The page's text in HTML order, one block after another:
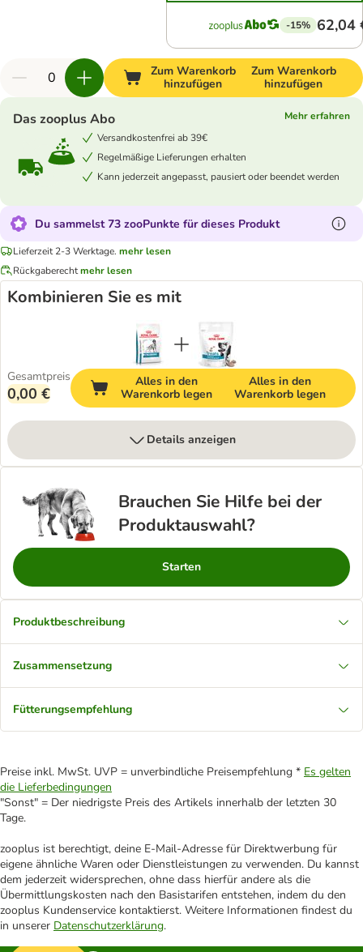
-15% 62,04
Zum Warenkorb
hinzufügen
Zum Warenkorb
hinzufügen
Das zooplus Abo
Mehr erfahren
Versandkostenfrei ab 39€
Regelmäßige Lieferungen erhalten
Kann jederzeit angepasst, pausiert oder beendet werden
Du sammelst 73 zooPunkte für dieses Produkt
Lieferzeit 2-3 Werktage. mehr lesen
Rückgaberechtmehr lesen
Kombinieren Sie es mit
Gesamtpreis
0,00 €
Alles in den
Warenkorb legen
Alles in den
Warenkorb legen
Details anzeigen
Brauchen Sie Hilfe bei der
Produktauswahl?
Starten
Produktbeschreibung
Zusammensetzung
Fütterungsempfehlung
Preise inkl. MwSt. UVP = unverbindliche Preisempfehlung * Es gelten
die Lieferbedingungen
"Sonst" = Der niedrigste Preis des Artikels innerhalb der letzten 30
Tage.
zooplus ist berechtigt, deine E-Mail-Adresse für Direktwerbung für
eigene ähnliche Waren oder Dienstleistungen zu verwenden. Du kannst
dem jederzeit widersprechen, ohne dass hierfür andere als die
Übermittlungskosten nach den Basistarifen entstehen, indem du den
zooplus Kundenservice kontaktierst. Weitere Informationen findest du
in unserer Datenschutzerklärung.